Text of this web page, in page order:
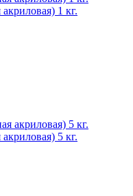
1 кг.
5 кг.